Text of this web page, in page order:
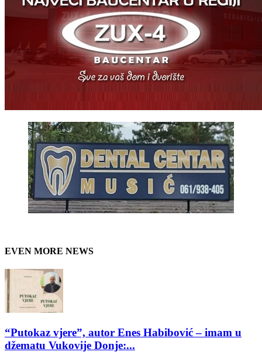
EVEN MORE NEWS
“Putokaz vjere”, autor Enes Habibović – imam u
džematu Vukovije Donje:...